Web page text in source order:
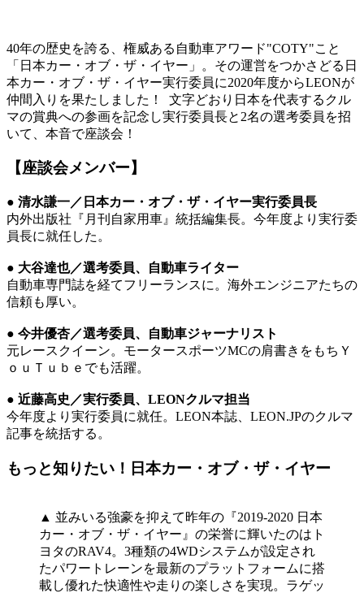
40年の歴史を誇る、権威ある自動車アワード"COTY"こと
「日本カー・オブ・ザ・イヤー」。その運営をつかさどる日
本カー・オブ・ザ・イヤー実行委員に2020年度からLEONが
仲間入りを果たしました！ 文字どおり日本を代表するクル
マの賞典への参画を記念し実行委員長と2名の選考委員を招
いて、本音で座談会！
【座談会メンバー】
● 清水謙一／日本カー・オブ・ザ・イヤー実行委員長
内外出版社『月刊自家用車』統括編集長。今年度より実行委
員長に就任した。
● 大谷達也／選考委員、自動車ライター
自動車専門誌を経てフリーランスに。海外エンジニアたちの
信頼も厚い。
● 今井優杏／選考委員、自動車ジャーナリスト
元レースクイーン。モータースポーツMCの肩書きをもちＹ
ｏｕＴｕｂｅでも活躍。
● 近藤高史／実行委員、LEONクルマ担当
今年度より実行委員に就任。LEON本誌、LEON.JPのクルマ
記事を統括する。
もっと知りたい！日本カー・オブ・ザ・イヤー
▲ 並みいる強豪を抑えて昨年の『2019-2020 日本
カー・オブ・ザ・イヤー』の栄誉に輝いたのはト
ヨタのRAV4。3種類の4WDシステムが設定され
たパワートレーンを最新のプラットフォームに搭
載し優れた快適性や走りの楽しさを実現。ラゲッ